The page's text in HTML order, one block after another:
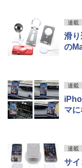
連載
滑
の
連載
マ
連載
サ